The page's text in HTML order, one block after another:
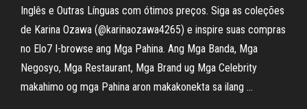
Inglês e Outras Línguas com ótimos preços. Siga as coleções
de Karina Ozawa (@karinaozawa4265) e inspire suas compras
no Elo7 I-browse ang Mga Pahina. Ang Mga Banda, Mga
Negosyo, Mga Restaurant, Mga Brand ug Mga Celebrity
makahimo og mga Pahina aron makakonekta sa ilang …